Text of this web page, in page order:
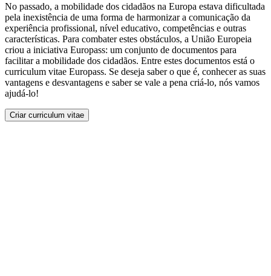
No passado, a mobilidade dos cidadãos na Europa estava dificultada
pela inexistência de uma forma de harmonizar a comunicação da
experiência profissional, nível educativo, competências e outras
características. Para combater estes obstáculos, a União Europeia
criou a iniciativa Europass: um conjunto de documentos para
facilitar a mobilidade dos cidadãos. Entre estes documentos está o
curriculum vitae Europass. Se deseja saber o que é, conhecer as suas
vantagens e desvantagens e saber se vale a pena criá-lo, nós vamos
ajudá-lo!
Criar curriculum vitae